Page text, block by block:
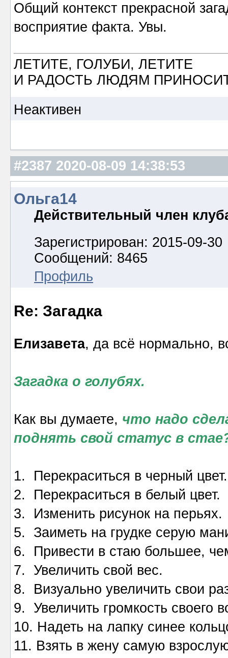
Общий контекст прекрасной
восприятие факта. Увы.
ЛЕТИТЕ, ГОЛУБИ, ЛЕТИТЕ
И РАДОСТЬ ЛЮДЯМ
Неактивен
#2387 2020-08-09 14:38:53
Ольга14
Действительный член
Зарегистрирован: 2015-09-30
Сообщений: 8465
Профиль
Re: Загадка
Елизавета, да всё нормально,
Загадка о голубях.
Как вы думаете, что надо
поднять свой статус в
1. Перекраситься в черный цвет.
2. Перекраситься в белый цвет.
3. Изменить рисунок на перьях.
5. Заиметь на грудке серую
6. Привести в стаю большее,
7. Увеличить свой вес.
8. Визуально увеличить свои
9. Увеличить громкость своего
10. Надеть на лапку синее
11. Взять в жену самую